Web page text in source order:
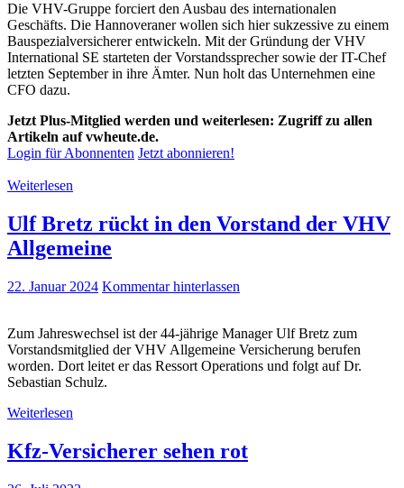
Die VHV-Gruppe forciert den Ausbau des internationalen
Geschäfts. Die Hannoveraner wollen sich hier sukzessive zu einem
Bauspezialversicherer entwickeln. Mit der Gründung der VHV
International SE starteten der Vorstandssprecher sowie der IT-Chef
letzten September in ihre Ämter. Nun holt das Unternehmen eine
CFO dazu.
Jetzt Plus-Mitglied werden und weiterlesen: Zugriff zu allen
Artikeln auf vwheute.de.
Login für Abonnenten Jetzt abonnieren!
Weiterlesen
Ulf Bretz rückt in den Vorstand der VHV
Allgemeine
22. Januar 2024 Kommentar hinterlassen
Zum Jahreswechsel ist der 44-jährige Manager Ulf Bretz zum
Vorstandsmitglied der VHV Allgemeine Versicherung berufen
worden. Dort leitet er das Ressort Operations und folgt auf Dr.
Sebastian Schulz.
Weiterlesen
Kfz-Versicherer sehen rot